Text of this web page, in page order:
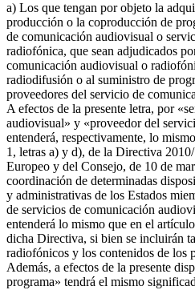
a) Los que tengan por objeto la
producción o la coproducción de
de comunicación audiovisual o
radiofónica, que sean adjudicados
comunicación audiovisual o
radiodifusión o al suministro de
proveedores del servicio de
A efectos de la presente letra, por
audiovisual» y «proveedor del
entenderá, respectivamente, lo
1, letras a) y d), de la Directiva
Europeo y del Consejo, de 10 de
coordinación de determinadas
y administrativas de los Estados
de servicios de comunicación
entenderá lo mismo que en el
dicha Directiva, si bien se incluirán
radiofónicos y los contenidos de los
Además, a efectos de la presente
programa» tendrá el mismo